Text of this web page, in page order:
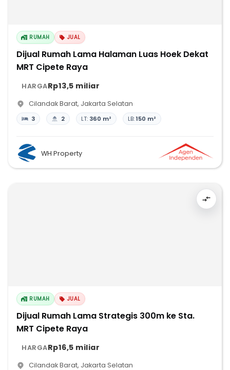
RUMAH JUAL
Dijual Rumah Lama Halaman Luas Hoek Dekat
MRT Cipete Raya
HARGARp13,5 miliar
Cilandak Barat, Jakarta Selatan
3 2 LT: 360 m² LB:150 m²
WH Property
RUMAH JUAL
Dijual Rumah Lama Strategis 300m ke Sta.
MRT Cipete Raya
HARGARp16,5 miliar
Cilandak Barat, Jakarta Selatan